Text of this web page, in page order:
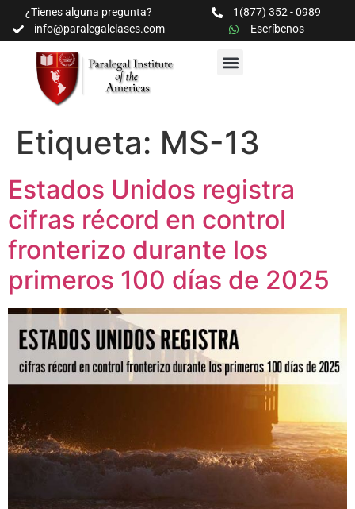
¿Tienes alguna pregunta?
1(877) 352 - 0989
info@paralegalclases.com
Escríbenos
Etiqueta: MS-13
Estados Unidos registra
cifras récord en control
fronterizo durante los
primeros 100 días de 2025